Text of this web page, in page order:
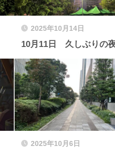
2025年10月14日
10月11日 久しぶりの
2025年10月6日